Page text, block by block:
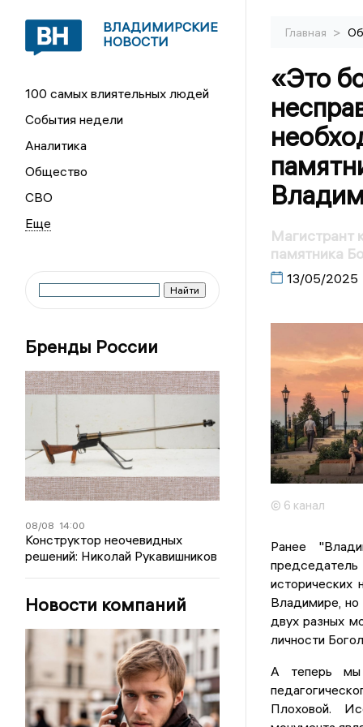
ВЛАДИМИРСКИЕ
НОВОСТИ
100 самых влиятельных людей
События недели
Аналитика
Общество
СВО
Бренды России
08/08 14:00
Конструктор неочевидных
решений: Николай Рукавишников
Новости компаний
Главная >
«Это
Магистрант
памятника
13/05/2025
© 6 канал
Ранее
Владимире,
двух разных
личности
А теперь мы
Плоховой.